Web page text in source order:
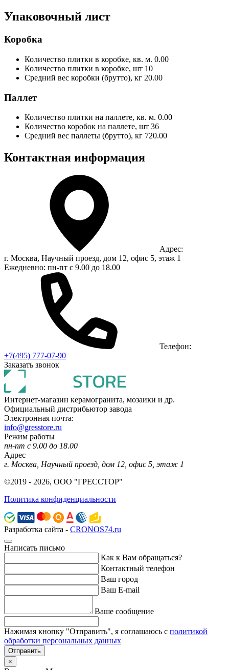
Упаковочный лист
Коробка
Количество плитки в коробке, кв. м. 0.00
Количество плитки в коробке, шт 10
Средний вес коробки (брутто), кг 20.00
Паллет
Количество плитки на паллете, кв. м. 0.00
Количество коробок на паллете, шт 36
Средний вес паллеты (брутто), кг 720.00
Контактная информация
Адрес:
г. Москва, Научный проезд, дом 12, офис 5, этаж 1
Ежедневно: пн-пт с 9.00 до 18.00
Телефон:
+7(495) 777-07-90
Заказать звонок
Интернет-магазин керамогранита, мозаики и др.
Официальный дистрибьютор завода
Электронная почта:
info@gresstore.ru
Режим работы
пн-пт с 9.00 до 18.00
Адрес
г. Москва, Научный проезд, дом 12, офис 5, этаж 1
©2019 - 2026, ООО "ГРЕССТОР"
Политика конфиденциальности
Разработка сайта - CRONOS74.ru
Написать письмо
Как к Вам обращаться?
Контактный телефон
Ваш город
Ваш E-mail
Ваше сообщение
Нажимая кнопку "Отправить", я соглашаюсь с политикой
обработки персональных данных
Отправить
×